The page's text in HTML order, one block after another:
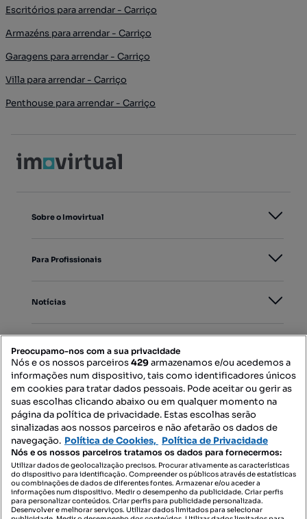
Escritórios para arrendar - Carriço
Armazéns para arrendar - Carriço
Garagens para arrendar - Carriço
Villa para arrendar - Carriço
Penthouse para arrendar - Carriço
Sobre o Imovirtual
Para Profissionais
Notícias
Mapa do Site
Contacte-nos
SIGA-NOS:
Preocupamo-nos com a sua privacidade
Nós e os nossos parceiros429armazenamos e/ou acedemos a
informações num dispositivo, tais como identificadores únicos
em cookies para tratar dados pessoais. Pode aceitar ou gerir as
suas escolhas clicando abaixo ou em qualquer momento na
página da política de privacidade. Estas escolhas serão
sinalizadas aos nossos parceiros e não afetarão os dados de
navegação. Política de Cookies, Política de Privacidade
Nós e os nossos parceiros tratamos os dados para fornecermos:
Utilizar dados de geolocalização precisos. Procurar ativamente as características
do dispositivo para identificação. Compreender os públicos através de estatísticas
ou combinações de dados de diferentes fontes. Armazenar e/ou aceder a
informações num dispositivo. Medir o desempenho da publicidade. Criar perfis
para personalizar conteúdos. Criar perfis para publicidade personalizada.
Desenvolver e melhorar serviços. Utilizar dados limitados para selecionar